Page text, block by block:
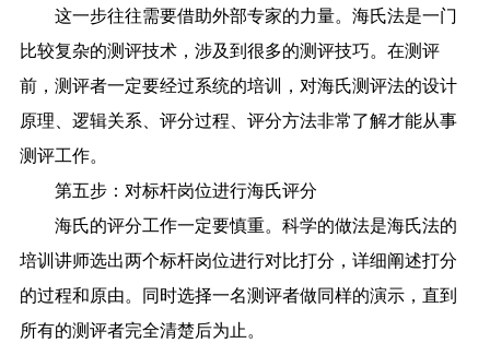
这一步往往需要借助外部专家的力量。海氏法是一门
比较复杂的测评技术，涉及到很多的测评技巧。在测评
前，测评者一定要经过系统的培训，对海氏测评法的设计
原理、逻辑关系、评分过程、评分方法非常了解才能从事
测评工作。
第五步：对标杆岗位进行海氏评分
海氏的评分工作一定要慎重。科学的做法是海氏法的
培训讲师选出两个标杆岗位进行对比打分，详细阐述打分
的过程和原由。同时选择一名测评者做同样的演示，直到
所有的测评者完全清楚后为止。